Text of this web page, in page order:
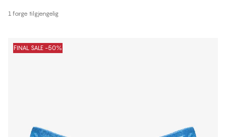
1 farge tilgjengelig
FINAL SALE -50%